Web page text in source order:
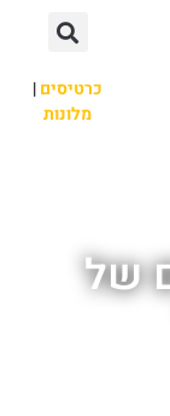
כרטיסים|
מלונות
של